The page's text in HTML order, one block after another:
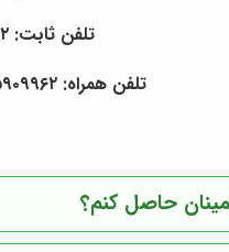
تلفن ثابت: ۰۲۱۵۵۴۵۹۲۵۲ - ۰۲۱۵۵۴۵۹۲۴۱
تلفن همراه: ۰۹۱۲۵۹۰۹۹۶۲ - ۰۹۱۲۵۱۲۱۵۴۰ - ۰۹۱۲۶۹۳۱۶۶۷
حاصل کنم؟